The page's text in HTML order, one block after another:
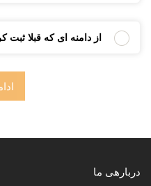
از دامنه ای که قبلا ثبت
دربارهی ما